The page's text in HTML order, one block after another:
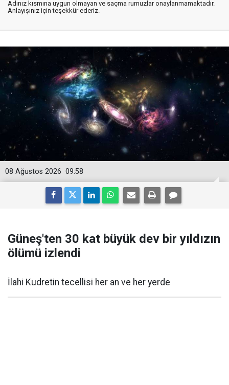
Adınız kısmına uygun olmayan ve saçma rumuzlar onaylanmamaktadır.
Anlayışınız için teşekkür ederiz.
09:58
08 Ağustos 2026
Güneş'ten 30 kat büyük dev bir yıldızın
ölümü izlendi
İlahi Kudretin tecellisi her an ve her yerde